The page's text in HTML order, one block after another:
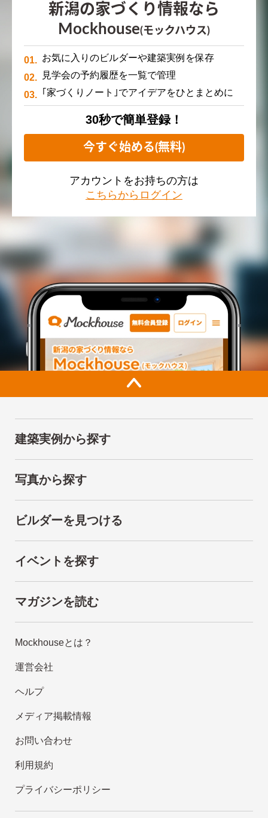
新潟の家づくり情報なら
Mockhouse(モックハウス)
お気に入りのビルダーや建築実例を保存
見学会の予約履歴を一覧で管理
｢家づくりノート｣でアイデアをひとまとめに
30秒で簡単登録！
今すぐ始める(無料)
アカウントをお持ちの方は
こちらからログイン
建築実例から探す
写真から探す
ビルダーを見つける
イベントを探す
マガジンを読む
Mockhouseとは？
運営会社
ヘルプ
メディア掲載情報
お問い合わせ
利用規約
プライバシーポリシー